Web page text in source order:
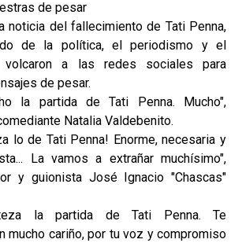
de pesar
noticia del fallecimiento de Tati Penna,
de la política, el periodismo y el
volcaron a las redes sociales para
de pesar.
la partida de Tati Penna. Mucho",
Natalia Valdebenito.
lo de Tati Penna! Enorme, necesaria y
La vamos a extrañar muchísimo",
y guionista José Ignacio "Chascas"
la partida de Tati Penna. Te
mucho cariño, por tu voz y compromiso